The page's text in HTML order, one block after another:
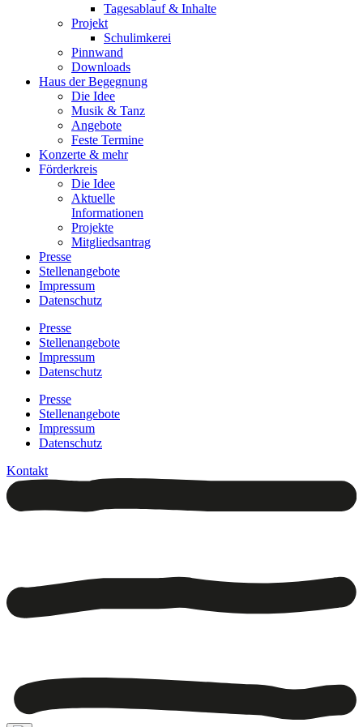
Tagesablauf & Inhalte
Projekt
Schulimkerei
Pinnwand
Downloads
Haus der Begegnung
Die Idee
Musik & Tanz
Angebote
Feste Termine
Konzerte & mehr
Förderkreis
Die Idee
Aktuelle
Informationen
Projekte
Mitgliedsantrag
Presse
Stellenangebote
Impressum
Datenschutz
Presse
Stellenangebote
Impressum
Datenschutz
Presse
Stellenangebote
Impressum
Datenschutz
Kontakt